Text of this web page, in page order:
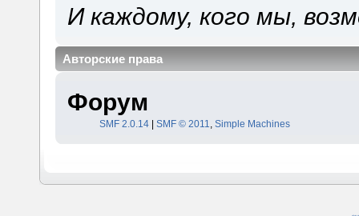
И каждому, кого мы,
Авторские права
Форум
SMF 2.0.14| SMF © 2011 Simple Machines